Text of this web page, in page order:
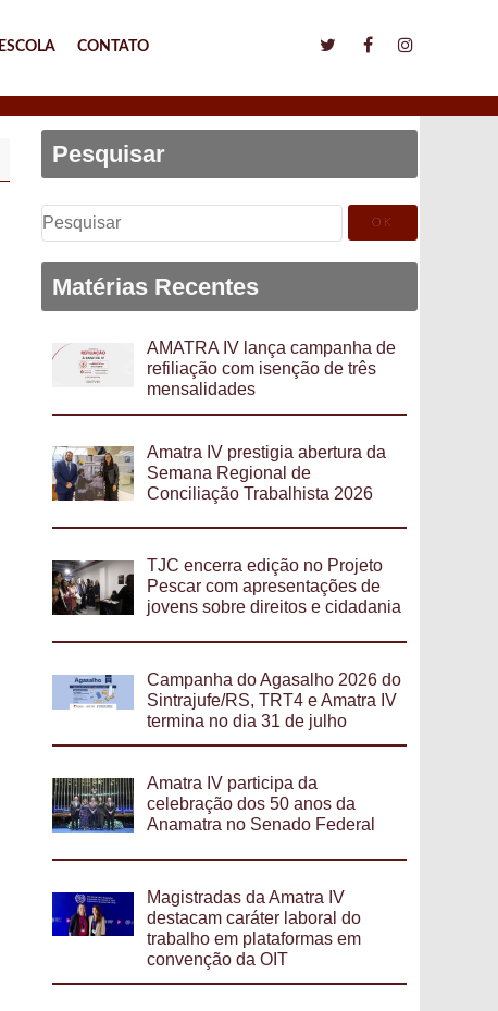
ESCOLA CONTATO
Pesquisar
Pesquisar
por:
Matérias Recentes
AMATRA IV lança campanha de
refiliação com isenção de três
mensalidades
Amatra IV prestigia abertura da
Semana Regional de
Conciliação Trabalhista 2026
TJC encerra edição no Projeto
Pescar com apresentações de
jovens sobre direitos e cidadania
Campanha do Agasalho 2026 do
Sintrajufe/RS, TRT4 e Amatra IV
termina no dia 31 de julho
Amatra IV participa da
celebração dos 50 anos da
Anamatra no Senado Federal
Magistradas da Amatra IV
destacam caráter laboral do
trabalho em plataformas em
convenção da OIT